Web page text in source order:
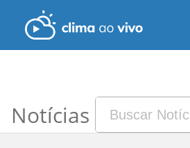
Notícias